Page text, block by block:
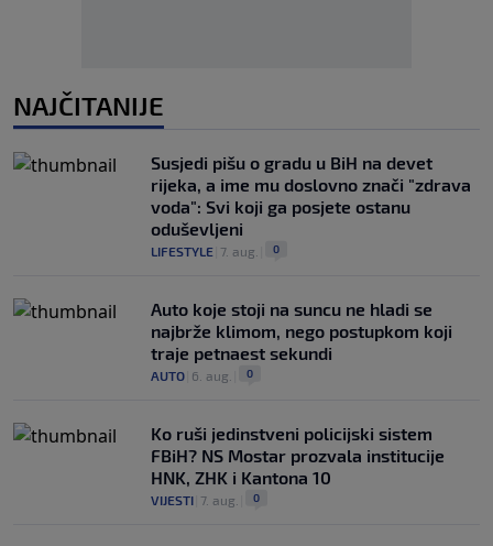
NAJČITANIJE
Susjedi pišu o gradu u BiH na devet
rijeka, a ime mu doslovno znači "zdrava
voda": Svi koji ga posjete ostanu
oduševljeni
LIFESTYLE 7. aug. 0
Auto koje stoji na suncu ne hladi se
najbrže klimom, nego postupkom koji
traje petnaest sekundi
AUTO 6. aug. 0
Ko ruši jedinstveni policijski sistem
FBiH? NS Mostar prozvala institucije
HNK, ZHK i Kantona 10
VIJESTI 7. aug. 0